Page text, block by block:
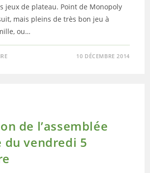
jeux de plateau. Point de Monopoly
mais pleins de très bon jeu à
ou…
10 DÉCEMBRE 2014
de l’assemblée
du vendredi 5